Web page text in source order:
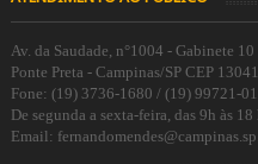
Av. da Saudade, n°1004 - Gabinete 10
Ponte Preta - Campinas/SP CEP
Fone: (19) 3736-1680 / (19) 99721-
De segunda a sexta-feira, das 9h às 18
Email: